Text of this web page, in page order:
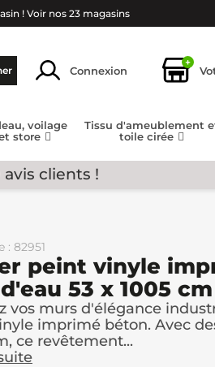
!Voir nos 23 magasins
Connexion
+
voilage
store
Tissu d'ameublement
toile cirée
avis clients !
: 82951
peint vinyle
53 x 1005 cm
vos murs d'élégance
imprimé béton. Avec
ce revêtement...